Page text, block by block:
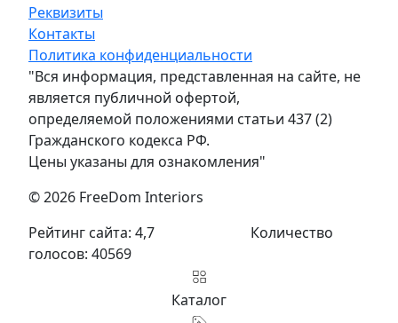
Реквизиты
Контакты
Политика конфиденциальности
"Вся информация, представленная на сайте, не
является публичной офертой,
определяемой положениями статьи 437 (2)
Гражданского кодекса РФ.
Цены указаны для ознакомления"
© 2026 FreeDom Interiors
Рейтинг сайта: 4,7
Количество
голосов: 40569
Каталог